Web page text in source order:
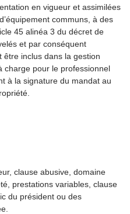
en vigueur et assimilées
communs, à des
45 alinéa 3 du décret de
et par conséquent
être inclus dans la gestion
charge pour le professionnel
à la signature du mandat au
clause abusive, domaine
prestations variables, clause
du président ou des